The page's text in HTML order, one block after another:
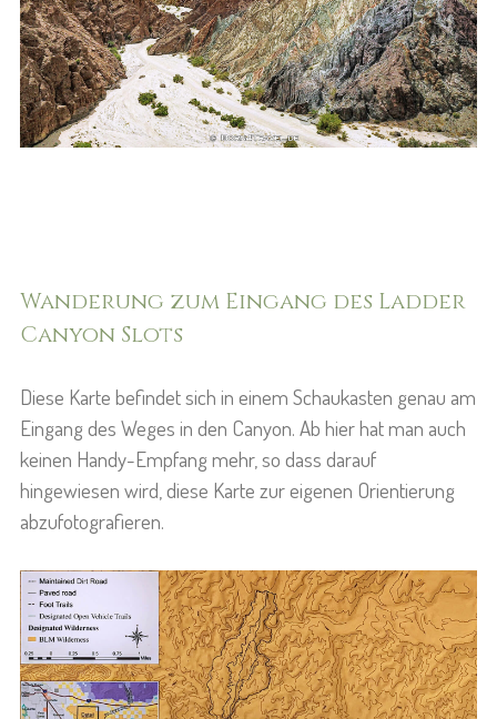
Wanderung zum Eingang des Ladder
Canyon Slots
Diese Karte befindet sich in einem Schaukasten genau am
Eingang des Weges in den Canyon. Ab hier hat man auch
keinen Handy-Empfang mehr, so dass darauf
hingewiesen wird, diese Karte zur eigenen Orientierung
abzufotografieren.